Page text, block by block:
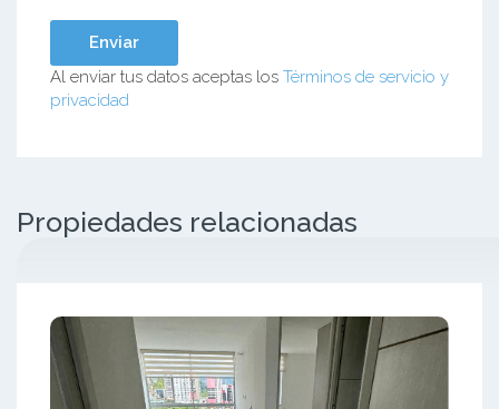
Al enviar tus datos aceptas los Términos de servicio y
privacidad
Propiedades relacionadas